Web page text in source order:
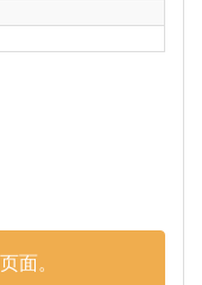
面。